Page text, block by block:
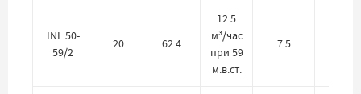
INL 50-
59/2
20 62.4
12.5
м³/час
при 59
м.в.ст.
7.5